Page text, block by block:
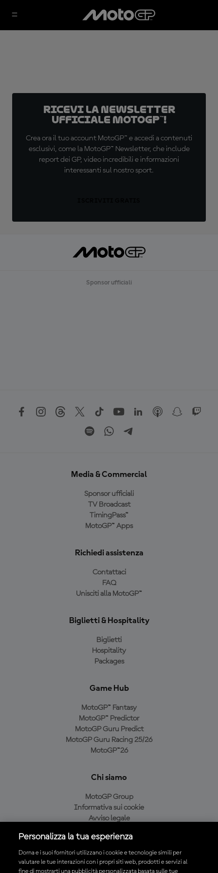
Ricevi la newsletter
ufficiale MotoGP™!
Crea ora il tuo account MotoGP™ e accedi a contenuti
esclusivi, come la MotoGP™ Newsletter, che include
report dei GP, video incredibili e informazioni
interessanti sul nostro sport.
Sponsor ufficiali
Media & Commercial
Sponsor ufficiali
TV Broadcast
TimingPass™
MotoGP™ Apps
Richiedi assistenza
Contattaci
FAQ
Unisciti alla MotoGP™
Biglietti & Hospitality
Biglietti
Hospitality
Packages
Game Hub
MotoGP™ Fantasy
MotoGP™ Predictor
MotoGP Guru Predict
MotoGP Guru Racing 25/26
MotoGP™26
Chi siamo
MotoGP Group
Informativa sui cookie
Avviso legale
Condizioni di acquisto
Personalizza la tua esperienza
Dorna e i suoi fornitori utilizzano i cookie e tecnologie simili per
valutare le tue interazioni con i propri siti web, prodotti e servizi al
fine di mostrarti una pubblicità personalizzata basata sulle tue